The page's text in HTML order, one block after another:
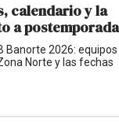
calendario y la
a postemporada
Banorte 2026: equipos
Norte y las fechas